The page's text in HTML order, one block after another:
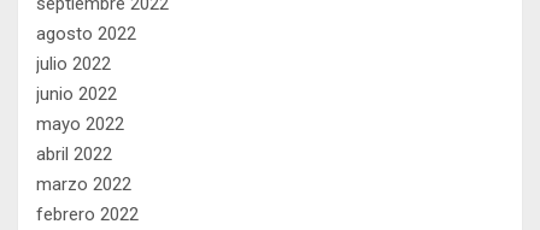
agosto 2022
julio 2022
junio 2022
mayo 2022
abril 2022
marzo 2022
febrero 2022